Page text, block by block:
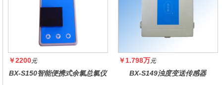
￥2200元
BX-S150智能便携式余氯总氯仪
￥1.798万元
BX-S149浊度变送传感器